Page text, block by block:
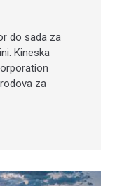
do sada za
Kineska
za